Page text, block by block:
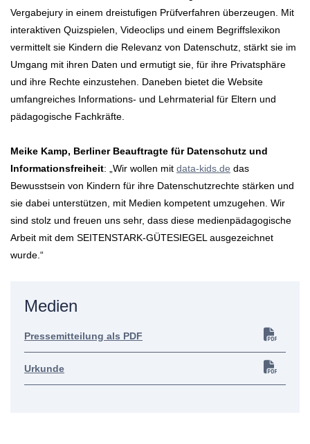
Vergabejury in einem dreistufigen Prüfverfahren überzeugen. Mit
interaktiven Quizspielen, Videoclips und einem Begriffslexikon
vermittelt sie Kindern die Relevanz von Datenschutz, stärkt sie im
Umgang mit ihren Daten und ermutigt sie, für ihre Privatsphäre
und ihre Rechte einzustehen. Daneben bietet die Website
umfangreiches Informations- und Lehrmaterial für Eltern und
pädagogische Fachkräfte.
Meike Kamp, Berliner Beauftragte für Datenschutz und
Informationsfreiheit: „Wir wollen mit data-kids.de das
Bewusstsein von Kindern für ihre Datenschutzrechte stärken und
sie dabei unterstützen, mit Medien kompetent umzugehen. Wir
sind stolz und freuen uns sehr, dass diese medienpädagogische
Arbeit mit dem SEITENSTARK-GÜTESIEGEL ausgezeichnet
wurde.“
Medien
Pressemitteilung als PDF
Urkunde